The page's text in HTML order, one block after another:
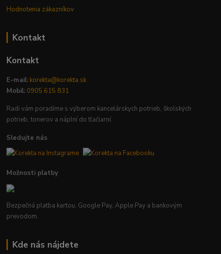
Hodnotenia zákazníkov
Kontakt
Kontakt
E-mail: korekta@korekta.sk
Mobil: 0905 615 831
Radi vám poradíme s výberom kancelárskych potrieb, školských
potrieb, tonerov a náplní do tlačiarní.
Sledujte nás
Možnosti platby
Bezpečná platba kartou, Google Pay, Apple Pay a bankovým
prevodom.
Kde nás nájdete